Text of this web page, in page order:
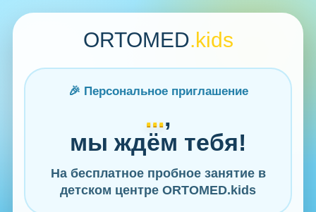
ORTOMED.kids
🎉 Персональное приглашение
...,
мы ждём тебя!
На бесплатное пробное занятие в
детском центре ORTOMED.kids